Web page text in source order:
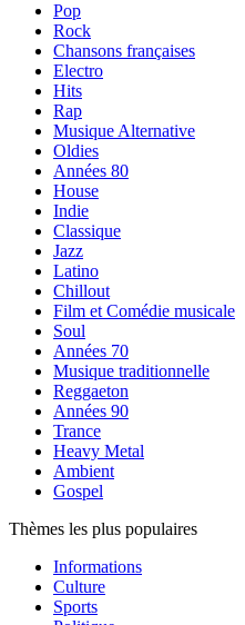
Pop
Rock
Chansons françaises
Electro
Hits
Rap
Musique Alternative
Oldies
Années 80
House
Indie
Classique
Jazz
Latino
Chillout
Film et Comédie musicale
Soul
Années 70
Musique traditionnelle
Reggaeton
Années 90
Trance
Heavy Metal
Ambient
Gospel
Thèmes les plus populaires
Informations
Culture
Sports